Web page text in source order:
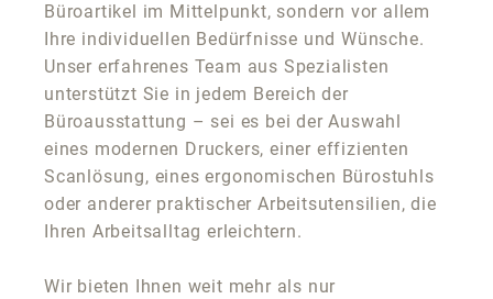
Büroartikel im Mittelpunkt, sondern vor allem
Ihre individuellen Bedürfnisse und Wünsche.
Unser erfahrenes Team aus Spezialisten
unterstützt Sie in jedem Bereich der
Büroausstattung – sei es bei der Auswahl
eines modernen Druckers, einer effizienten
Scanlösung, eines ergonomischen Bürostuhls
oder anderer praktischer Arbeitsutensilien, die
Ihren Arbeitsalltag erleichtern.
Wir bieten Ihnen weit mehr als nur